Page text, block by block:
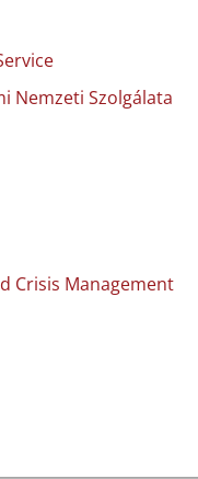
Nemzeti Szolgálata
Crisis Management